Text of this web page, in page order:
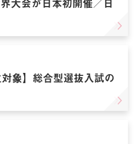
対象】総合型選抜入試の